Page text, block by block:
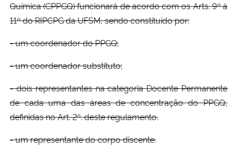
Química (CPPGQ) funcionará de acordo com os Arts. 9º à
11º do RIPCPG da UFSM, sendo constituído por:
- um coordenador do PPGQ;
- um coordenador substituto;
- dois representantes na categoria Docente Permanente
de cada uma das áreas de concentração do PPGQ,
definidas no Art. 2º. deste regulamento.
- um representante do corpo discente.